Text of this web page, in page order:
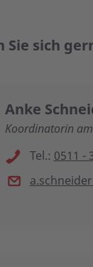
Sie sich
Anke
Koordinatorin
Tel.: 0511 -